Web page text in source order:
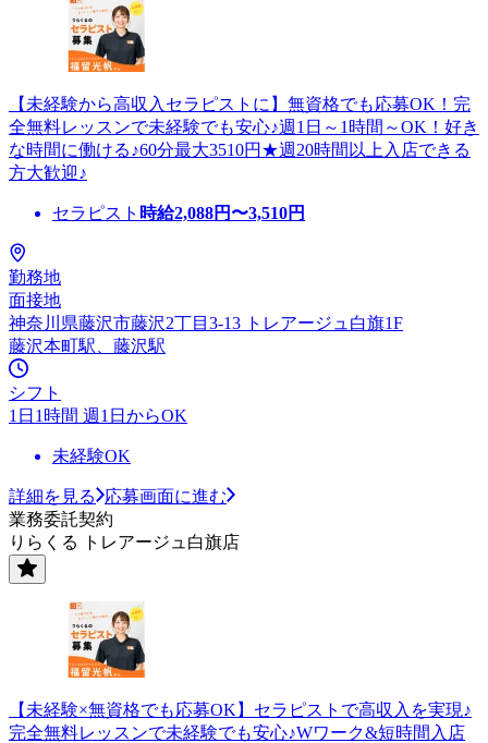
【未経験から高収入セラピストに】無資格でも応募OK！完
全無料レッスンで未経験でも安心♪週1日～1時間～OK！好き
な時間に働ける♪60分最大3510円★週20時間以上入店できる
方大歓迎♪
セラピスト 時給2,088円〜3,510円
勤務地
面接地
神奈川県藤沢市藤沢2丁目3-13 トレアージュ白旗1F
藤沢本町駅、藤沢駅
シフト
1日1時間 週1日からOK
未経験OK
詳細を見る
応募画面に進む
業務委託契約
りらくる トレアージュ白旗店
【未経験×無資格でも応募OK】セラピストで高収入を実現♪
完全無料レッスンで未経験でも安心♪Wワーク&短時間入店